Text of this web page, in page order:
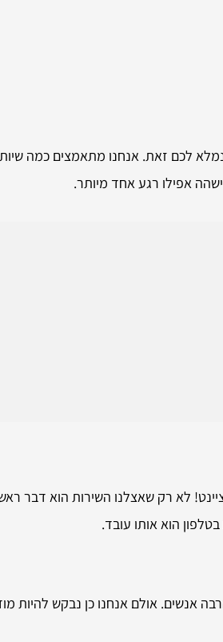
לכם זאת. אנחנו מתאמצים כמה
אפילו רגע אחד מיותר.
לא רק שאצלנו השירות הוא דבר
הוא אותו עובד.
אנשים. אולם אנחנו כן נבקש להיות